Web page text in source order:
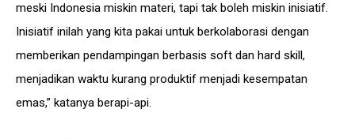
meski Indonesia miskin materi, tapi tak boleh miskin inisiatif.
Inisiatif inilah yang kita pakai untuk berkolaborasi dengan
memberikan pendampingan berbasis soft dan hard skill,
menjadikan waktu kurang produktif menjadi kesempatan
emas,” katanya berapi-api.